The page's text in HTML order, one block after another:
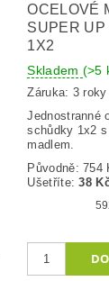
OCELOVÉ
SUPER UP
1X2
Skladem (>5
Záruka: 3 roky
Jednostranné
schůdky 1x2
madlem.
Původně:754
Ušetříte:38